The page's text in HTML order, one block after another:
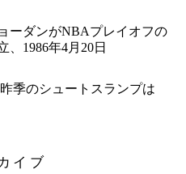
ーダンがNBAプレイオフの
、1986年4月20日
季のシュートスランプは
イブ